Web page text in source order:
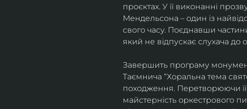
проєктах. У її виконанні
Мендельсона – один із
свого часу. Поєднавши
який не відпускає слухача до
Завершить програму
Таємнича “Хоральна тема
походження. Перетворюючи її
майстерність оркестрового